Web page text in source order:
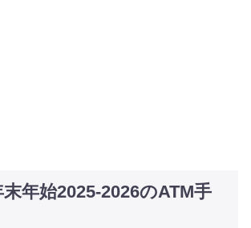
年始2025-2026のATM手